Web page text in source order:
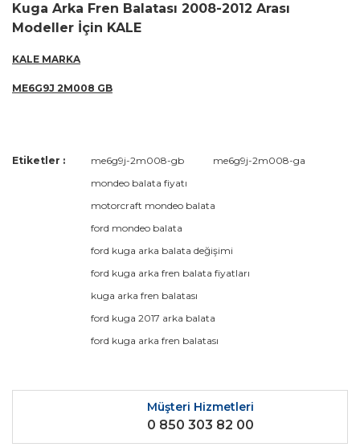
Kuga Arka Fren Balatası 2008-2012 Arası
Modeller İçin KALE
KALE MARKA
ME6G9J 2M008 GB
Bu ürüne ilk yorumu siz yapın!
Yorum Yaz
Bu ürünün fiyat bilgisi, resim, ürün açıklamalarında ve diğer
kullanarak tarafımıza iletebilirsiniz.
Görüş ve önerileriniz için teşekkür ederiz.
Ürün resmi kalitesiz, bozuk veya görüntülenemiyor.
Gönder
Etiketler : me6g9j-2m008-gb
me6g9j-2m008-ga
mondeo balata fiyatı
motorcraft mondeo balata
ford mondeo balata
ford kuga arka balata değişimi
ford kuga arka fren balata fiyatları
kuga arka fren balatası
ford kuga 2017 arka balata
ford kuga arka fren balatası
Müşteri Hizmetleri
0 850 303 82 00